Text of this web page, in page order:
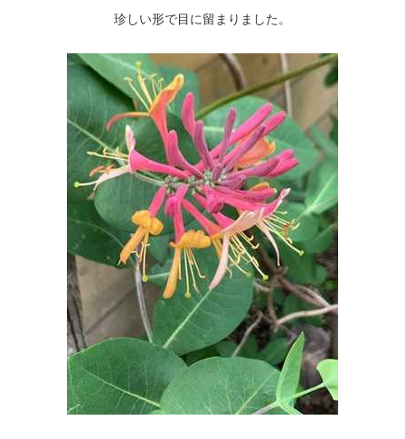
珍しい形で目に留まりました。